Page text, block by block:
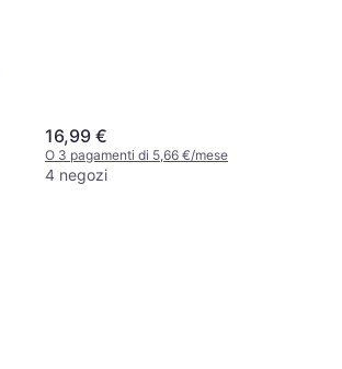
16,99 €
O 3 pagamenti di 5,66 €/mese
4 negozi